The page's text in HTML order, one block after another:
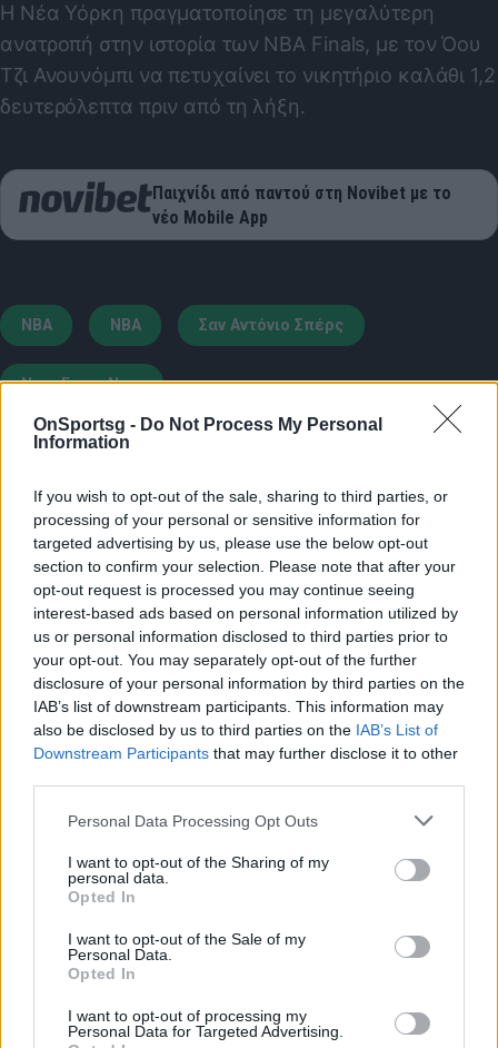
OnSportsg - Do Not Process My Personal
Information
If you wish to opt-out of the sale, sharing to third parties, or
processing of your personal or sensitive information for
targeted advertising by us, please use the below opt-out
section to confirm your selection. Please note that after your
opt-out request is processed you may continue seeing
interest-based ads based on personal information utilized by
us or personal information disclosed to third parties prior to
your opt-out. You may separately opt-out of the further
disclosure of your personal information by third parties on the
IAB’s list of downstream participants. This information may
also be disclosed by us to third parties on the IAB’s List of
Downstream Participants that may further disclose it to other
Personal Data Processing Opt Outs
I want to opt-out of the Sharing of my
personal data.
Opted In
I want to opt-out of the Sale of my
Personal Data.
Opted In
I want to opt-out of processing my
Personal Data for Targeted Advertising.
Η Νέα Υόρκη πραγματοποίησε τη μεγαλύτερη
ανατροπή στην ιστορία των NBA Finals, με τον Όου
Τζι Ανουνόμπι να πετυχαίνει το νικητήριο καλάθι 1,2
δευτερόλεπτα πριν από τη λήξη.
Παιχνίδι από παντού στη Novibet με το
νέο Mobile App
NBA ΝΒΑ Σαν Αντόνιο Σπέρς
Νιου Γιορκ Νικς
Συνδεθείτε για να σχολιάσετε
LATEST NEWS
20:59GREEK BASKET LEAGUE
Κούζμιτς για Διαμαντίδη: «Ήταν απίστευτο το πώς
κινούνταν στο παρκέ»
Δώδεκα συλλήψεις στο ΟΑΚΑ πριν το Παναθηναϊκός -
ΤΣΣΚΑ 1948
ΠΟΔΟΣΦΑΙΡΟ
δεύτερου προκριματικού
SUPER LEAGUE
ΠΑΟΚ: Τούρκικα σενάρια για «ζεστό» ενδιαφέρον
Γαλατάσαραϊ για Κωνσταντέλια